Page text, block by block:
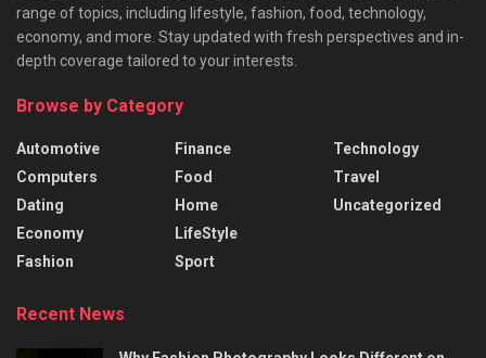
range of topics, including lifestyle, fashion, food, technology,
economy, and more. Stay updated with fresh perspectives and in-
depth coverage tailored to your interests.
Browse by Category
Automotive
Computers
Dating
Economy
Fashion
Finance
Food
Home
LifeStyle
Sport
Technology
Travel
Uncategorized
Recent News